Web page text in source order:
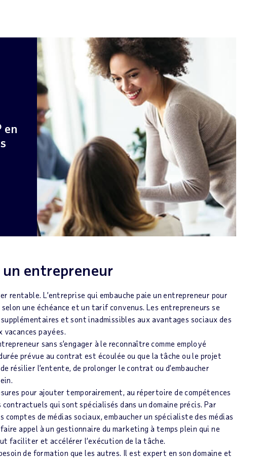
en
un entrepreneur
rentable. L’entreprise qui embauche paie un entrepreneur pour
une échéance et un tarif convenus. Les entrepreneurs se
et sont inadmissibles aux avantages sociaux des
vacances payées.
sans s’engager à le reconnaître comme employé
prévue au contrat est écoulée ou que la tâche ou le projet
résilier l’entente, de prolonger le contrat ou d’embaucher
pour ajouter temporairement, au répertoire de compétences
qui sont spécialisés dans un domaine précis. Par
de médias sociaux, embaucher un spécialiste des médias
appel à un gestionnaire du marketing à temps plein qui ne
faciliter et accélérer l’exécution de la tâche.
de formation que les autres. Il est expert en son domaine et